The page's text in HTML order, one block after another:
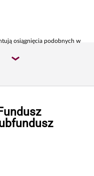
osiągnięcia podobnych w